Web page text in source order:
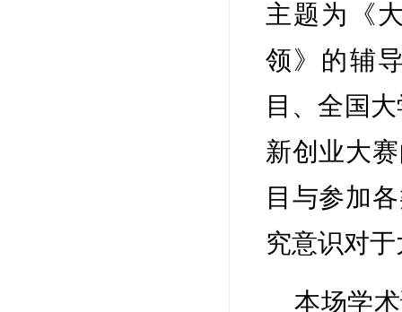
主题为《
领》的辅
目、全国
新创业大
目与参加
究意识对
本场学